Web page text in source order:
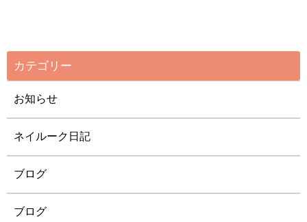
カテゴリー
お知らせ
ネイルーク日記
ブログ
ブログ